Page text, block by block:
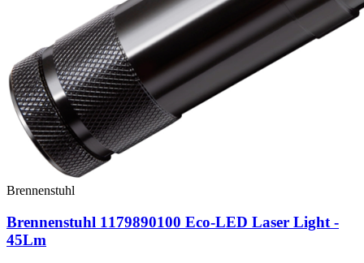
Brennenstuhl
Brennenstuhl 1179890100 Eco-LED Laser Light -
45Lm